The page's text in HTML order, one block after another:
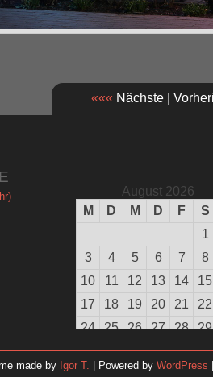
««« Nächste |
August 2026
M
D M D F S
1
3
4 5 6 7 8
10
11 12 13 14 15
17
18 19 20 21 22
24
25 26 27 28 29
31
made by Igor T. | Powered by WordPress